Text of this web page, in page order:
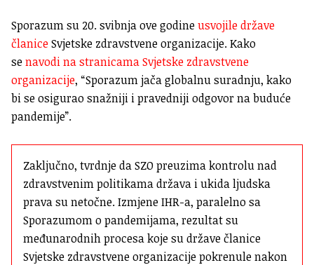
Sporazum su 20. svibnja ove godineusvojile države
članiceSvjetske zdravstvene organizacije. Kako
senavodi na stranicama Svjetske zdravstvene
organizacije, “Sporazum jača globalnu suradnju, kako
bi se osigurao snažniji i pravedniji odgovor na buduće
pandemije”.
Zaključno, tvrdnje da SZO preuzima kontrolu nad
zdravstvenim politikama država i ukida ljudska
prava su netočne. Izmjene IHR-a, paralelno sa
Sporazumom o pandemijama, rezultat su
međunarodnih procesa koje su države članice
Svjetske zdravstvene organizacije pokrenule nakon